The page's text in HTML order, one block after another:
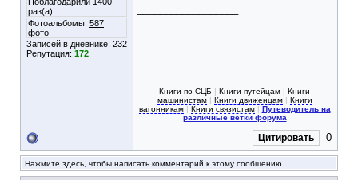
раз(а)
Фотоальбомы: 587
фото
Записей в дневнике: 232
Репутация: 172
Книги по СЦБ | Книги путейцам | Книги
машинистам| Книги движенцам| Книги
вагонникам| Книги связистам| Путеводитель на
различные ветки форума
Цитировать 0
Нажмите здесь, чтобы написать комментарий к этому сообщению